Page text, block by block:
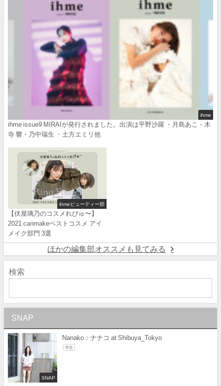
ihme
ihme issue9 MIRAIが発行されました。出演は平野沙羅 ・月島あこ・木
寺 響・乃中瑞生 ・土方エミリ他
ihmeビューティー部
【伏屋璃乃のコスメれびゅ〜】
2021 canmakeベストコスメ アイ
メイク部門 3選
ほかの編集部オススメも見てみる
検索
SNAP
SNAP
Nanako：ナナコ at Shibuya_Tokyo
学生